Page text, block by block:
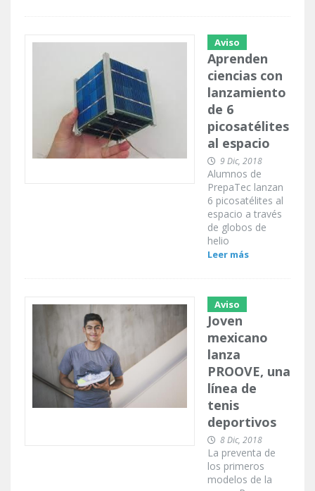
Aviso
Aprenden
ciencias con
lanzamiento
de 6
picosatélites
al espacio
9 Dic, 2018
Alumnos de
PrepaTec lanzan
6 picosatélites al
espacio a través
de globos de
helio
Leer más
Aviso
Joven
mexicano
lanza
PROOVE, una
línea de
tenis
deportivos
8 Dic, 2018
La preventa de
los primeros
modelos de la